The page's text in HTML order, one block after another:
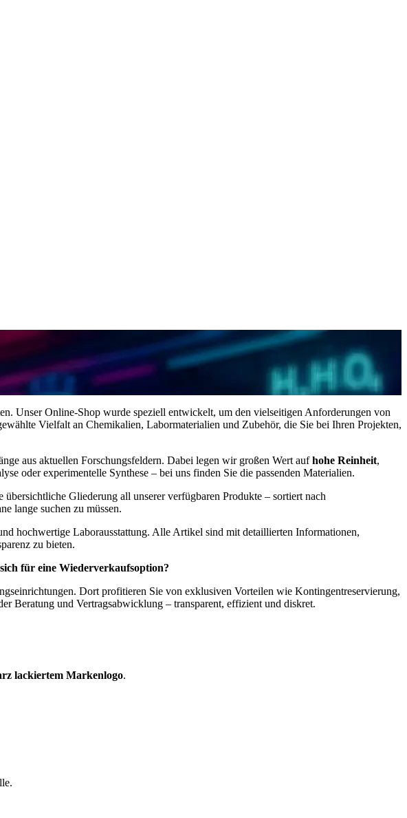
Unser Online-Shop wurde speziell entwickelt, um den vielseitigen Anforderungen von
Vielfalt an Chemikalien, Labormaterialien und Zubehör, die Sie bei Ihren Projekten,
aus aktuellen Forschungsfeldern. Dabei legen wir großen Wert aufhohe Reinheit,
oder experimentelle Synthese – bei uns finden Sie die passenden Materialien.
übersichtliche Gliederung all unserer verfügbaren Produkte – sortiert nach
lange suchen zu müssen.
hochwertige Laborausstattung. Alle Artikel sind mit detaillierten Informationen,
zu bieten.
für eine Wiederverkaufsoption?
Dort profitieren Sie von exklusiven Vorteilen wie Kontingentreservierung,
Beratung und Vertragsabwicklung – transparent, effizient und diskret.
lackiertem Markenlogo.